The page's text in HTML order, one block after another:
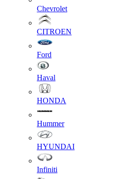
Chevrolet
CITROEN
Ford
Haval
HONDA
Hummer
HYUNDAI
Infiniti